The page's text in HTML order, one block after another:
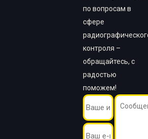
по вопросам в
сфере
контроля –
обращайтесь, с
радостью
поможем!